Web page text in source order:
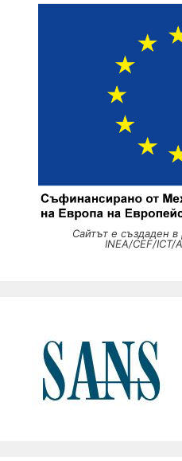
Сайтът е създаден
INEA/CEF/ICT/